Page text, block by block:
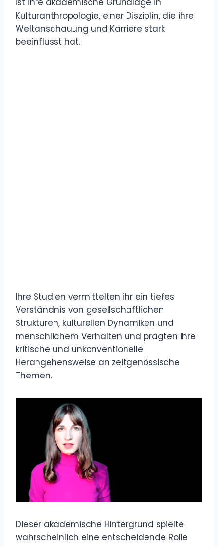
ist ihre akademische Grundlage in
Kulturanthropologie, einer Disziplin, die ihre
Weltanschauung und Karriere stark
beeinflusst hat.
Ihre Studien vermittelten ihr ein tiefes
Verständnis von gesellschaftlichen
Strukturen, kulturellen Dynamiken und
menschlichem Verhalten und prägten ihre
kritische und unkonventionelle
Herangehensweise an zeitgenössische
Themen.
Dieser akademische Hintergrund spielte
wahrscheinlich eine entscheidende Rolle